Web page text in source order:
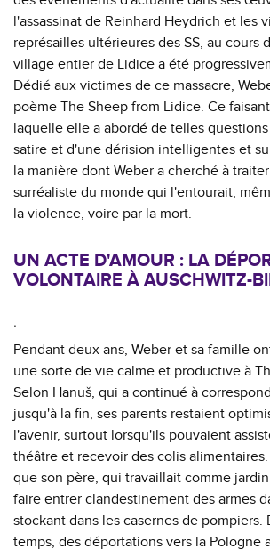
l'assassinat de Reinhard Heydrich et les
représailles ultérieures des SS, au cours
village entier de Lidice a été
Dédié aux victimes de ce massacre,
poème The Sheep from Lidice. Ce
laquelle elle a abordé de telles
satire et d'une dérision intelligentes et
la manière dont Weber a cherché à
surréaliste du monde qui l'entourait,
la violence, voire par la mort.
UN ACTE D'AMOUR : LA
VOLONTAIRE À AUSCHWITZ-
.
Pendant deux ans, Weber et sa famille
une sorte de vie calme et productive à
Selon Hanuš, qui a continué à
jusqu'à la fin, ses parents restaient
l'avenir, surtout lorsqu'ils pouvaient
théâtre et recevoir des colis
que son père, qui travaillait comme
faire entrer clandestinement des armes
stockant dans les casernes de pompiers.
temps, des déportations vers la Pologne